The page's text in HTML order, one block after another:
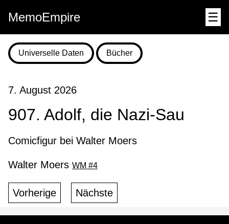
MemoEmpire ☰
Universelle Daten Bücher
7. August 2026
907. Adolf, die Nazi-Sau
Comicfigur bei Walter Moers
Walter Moers WM #4
Vorherige Nächste